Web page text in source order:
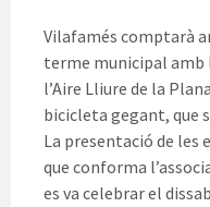
Vilafamés comptarà
terme municipal amb
l’Aire Lliure de la
bicicleta gegant, que
La presentació de les
que conforma
es va celebrar el